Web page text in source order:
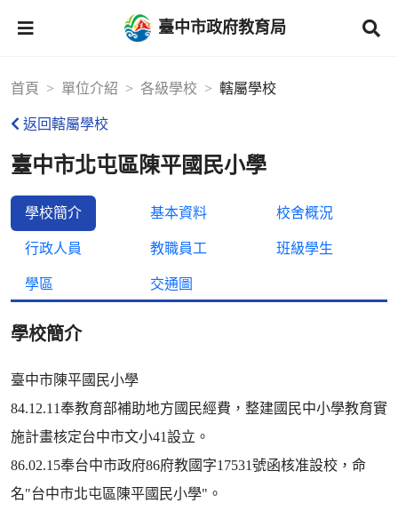
臺中市政府教育局
首頁 單位介紹 各級學校 轄屬學校
返回轄屬學校
臺中市北屯區陳平國民小學
學校簡介 基本資料 校舍概況
行政人員 教職員工 班級學生
學區 交通圖
學校簡介
臺中市陳平國民小學
84.12.11奉教育部補助地方國民經費，整建國民中小學教育實
施計畫核定台中市文小41設立。
86.02.15奉台中市政府86府教國字17531號函核准設校，命
名"台中市北屯區陳平國民小學"。